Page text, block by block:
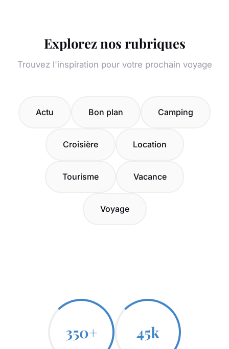
Explorez nos rubriques
Trouvez l'inspiration pour votre prochain voyage
Actu Bon plan Camping
Croisière Location
Tourisme Vacance
Voyage
350+ 45k